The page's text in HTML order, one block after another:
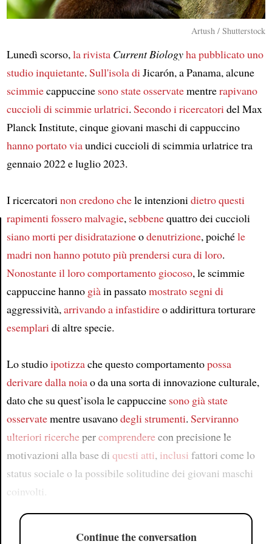
Article
Artush / Shutterstock
Lunedì scorso, la rivista Current Biologyha pubblicato uno
studio inquietante. Sull'isola di Jicarón, a Panama, alcune
scimmiecappuccine sono state osservatementrerapivano
cuccioli di scimmie urlatrici. Secondo i ricercatori del Max
Planck Institute, cinque giovani maschi di cappuccino
hanno portato viaundici cuccioli di scimmia urlatrice tra
gennaio 2022 e luglio 2023.
I ricercatori non credono chele intenzioni dietro questi
rapimenti fossero malvagie, sebbenequattro dei cuccioli
siano morti per disidratazioneodenutrizione, poichéle
madri non hanno potuto più prendersi cura di loro.
Nonostanteil loro comportamento giocoso, le scimmie
cappuccine hanno giàin passatomostrato segni di
aggressività, arrivando ainfastidireo addirittura torturare
esemplari di altre specie.
Lo studioipotizzache questo comportamentopossa
derivare dalla noiao da una sorta di innovazione culturale,
dato che su quest’isola le cappuccine sono già state
osservatementre usavanodegli strumenti. Serviranno
ulteriori ricerchepercomprenderecon precisione le
motivazioni alla base di questi atti, inclusi fattori come lo
status sociale o la possibile solitudine dei giovani maschi
coinvolti.
Continue the conversation